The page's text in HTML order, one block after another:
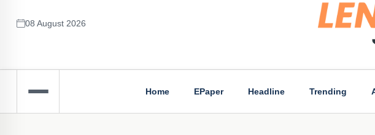
08 August 2026
Home EPaper Headline Trending